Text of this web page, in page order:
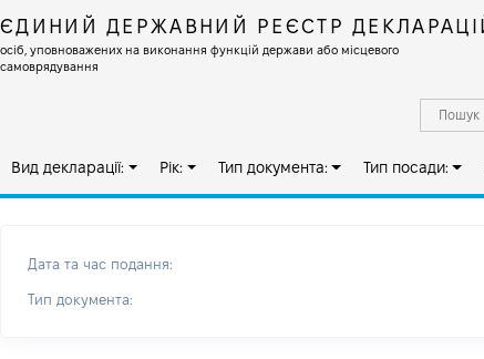
ЄДИНИЙ ДЕРЖАВНИЙ РЕЄСТР
осіб, уповноважених на виконання функцій держави або місцевого
самоврядування
Вид декларації: Рік: Тип документа: Тип посади:
Дата та час подання:
Тип документа: